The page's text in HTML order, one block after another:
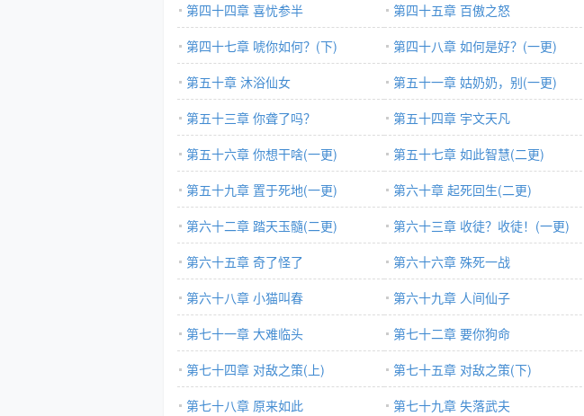
第四十四章 喜忧参半
第四十五章 百傲之怒
第四十七章 唬你如何？(下)
第四十八章 如何是好？(一更)
第五十章 沐浴仙女
第五十一章 姑奶奶，别(一更)
第五十三章 你聋了吗？
第五十四章 宇文天凡
第五十六章 你想干啥(一更)
第五十七章 如此智慧(二更)
第五十九章 置于死地(一更)
第六十章 起死回生(二更)
第六十二章 踏天玉髓(二更)
第六十三章 收徒？收徒！(一更)
第六十五章 奇了怪了
第六十六章 殊死一战
第六十八章 小猫叫春
第六十九章 人间仙子
第七十一章 大难临头
第七十二章 要你狗命
第七十四章 对敌之策(上)
第七十五章 对敌之策(下)
第七十八章 原来如此
第七十九章 失落武夫